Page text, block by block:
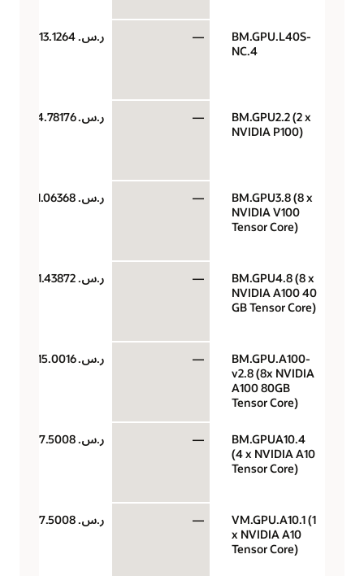
BM.GPU.L40S-
NC.4
— ر.س.‏ 13.1264
BM.GPU2.2 (2 x
NVIDIA P100)
— ر.س.‏ 4.78176
BM.GPU3.8 (8 x
NVIDIA V100
Tensor Core)
— ر.س.‏ 11.06368
BM.GPU4.8 (8 x
NVIDIA A100 40
GB Tensor Core)
— ر.س.‏ 11.43872
BM.GPU.A100-
v2.8 (8x NVIDIA
A100 80GB
Tensor Core)
— ر.س.‏ 15.0016
BM.GPUA10.4
(4 x NVIDIA A10
Tensor Core)
— ر.س.‏ 7.5008
VM.GPU.A10.1 (1
x NVIDIA A10
Tensor Core)
— ر.س.‏ 7.5008